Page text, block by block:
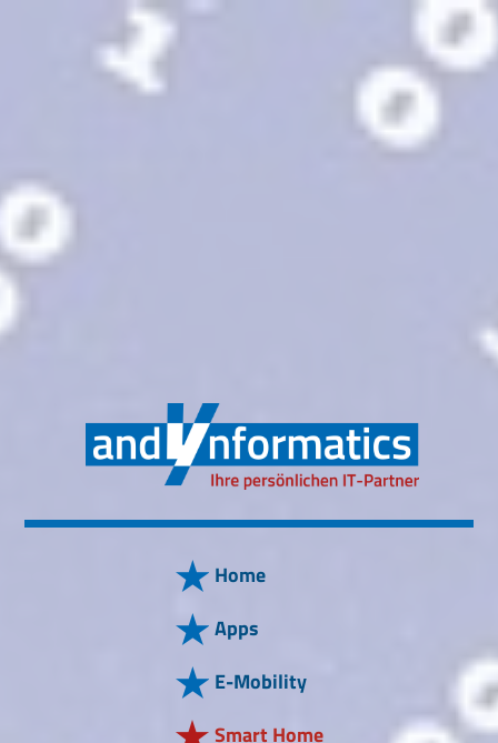
Home
Apps
E-Mobility
Smart Home